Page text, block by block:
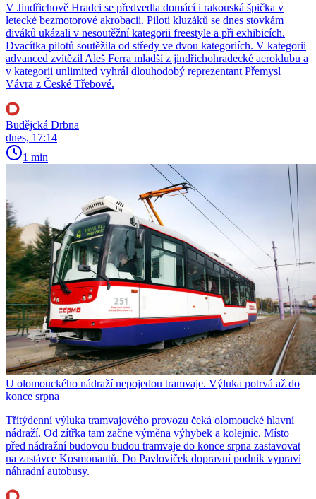
V Jindřichově Hradci se předvedla domácí i rakouská špička v
letecké bezmotorové akrobacii. Piloti kluzáků se dnes stovkám
diváků ukázali v nesoutěžní kategorii freestyle a při exhibicích.
Dvacítka pilotů soutěžila od středy ve dvou kategoriích. V kategorii
advanced zvítězil Aleš Ferra mladší z jindřichohradecké aeroklubu a
v kategorii unlimited vyhrál dlouhodobý reprezentant Přemysl
Vávra z České Třebové.
Budějcká Drbna
dnes, 17:14
1 min
U olomouckého nádraží nepojedou tramvaje. Výluka potrvá až do
konce srpna
Třítýdenní výluka tramvajového provozu čeká olomoucké hlavní
nádraží. Od zítřka tam začne výměna výhybek a kolejnic. Místo
před nádražní budovou budou tramvaje do konce srpna zastavovat
na zastávce Kosmonautů. Do Pavloviček dopravní podnik vypraví
náhradní autobusy.